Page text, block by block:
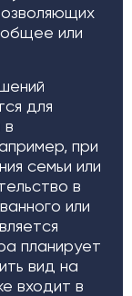
или
для
в
при
семьи или
в
или
планирует
вид на
входит в